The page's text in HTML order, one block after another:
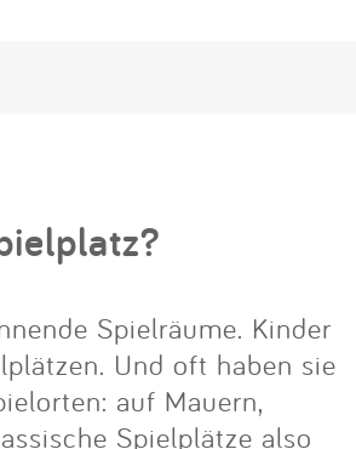
Spielräume. Kinder
Und oft haben sie
auf Mauern,
Spielplätze also